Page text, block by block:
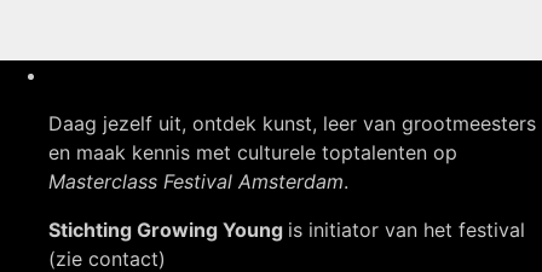
Daag jezelf uit, ontdek kunst, leer van grootmeesters
en maak kennis met culturele toptalenten op
Masterclass Festival Amsterdam.
Stichting Growing Young is initiator van het festival
(zie contact)